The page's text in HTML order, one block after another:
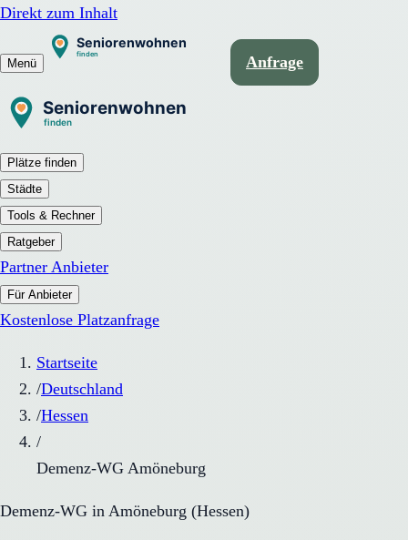
Direkt zum Inhalt
Menü Anfrage
Plätze finden
Städte
Tools & Rechner
Ratgeber
Partner Anbieter
Für Anbieter
Kostenlose Platzanfrage
Startseite
/Deutschland
/Hessen
/
Demenz-WG Amöneburg
Demenz-WG in Amöneburg (Hessen)